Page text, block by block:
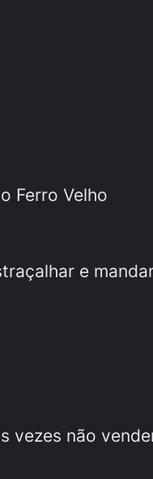
Ferro Velho
e
vezes não